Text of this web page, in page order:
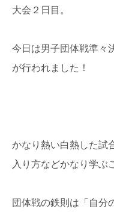
大会２日目。
今日は男子団体戦準々
が行われました！
かなり熱い白熱した試
入り方などかなり学ぶ
団体戦の鉄則は「自分
大会記録
写真集